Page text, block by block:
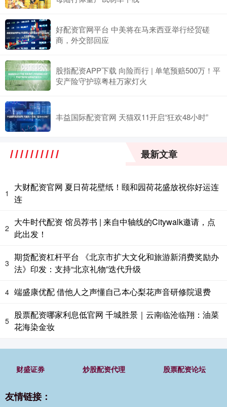
好配资官网平台 中美将在马来西亚举行经贸磋
商，外交部回应
股指配资APP下载 向险而行 | 单笔预赔500万！平
安产险守护琼粤桂万家灯火
丰益国际配资官网 天猫双11开启“狂欢48小时”
最新文章
1
大财配资官网 夏日荷花壁纸！颐和园荷花盛放祝你好运连
连
2
大牛时代配资 馆员荐书 | 来自中轴线的Citywalk邀请，点
此出发！
3
期货配资杠杆平台 《北京市扩大文化和旅游新消费奖励办
法》印发：支持“北京礼物”迭代升级
4 端盛康优配 借他人之声懂自己本心梨花声音研修院退费
5
股票配资哪家利息低官网 千城胜景｜云南临沧临翔：油菜
花海染金妆
财盛证券 炒股配资代理 股票配资论坛
友情链接：